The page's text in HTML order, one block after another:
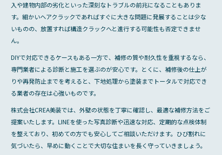
入や建物内部の劣化といった深刻なトラブルの前兆になることもありま
す。細かいヘアクラックであればすぐに大きな問題に発展することは少な
いものの、放置すれば構造クラックへと進行する可能性も否定できませ
ん。
DIYで対応できるケースもある一方で、補修の質や耐久性を重視するなら、
専門業者による診断と施工を選ぶのが安心です。とくに、補修後の仕上が
りや再発防止までを考えると、下地処理から塗装までトータルで対応でき
る業者の存在は心強いものです。
株式会社CREA美装では、外壁の状態を丁寧に確認し、最適な補修方法をご
提案いたします。LINEを使った写真診断や迅速な対応、定期的な点検体制
を整えており、初めての方でも安心してご相談いただけます。ひび割れに
気づいたら、早めに動くことで大切な住まいを長く守っていきましょう。